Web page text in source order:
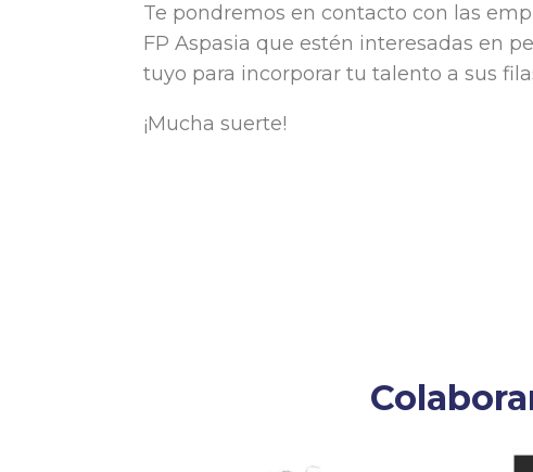
Te pondremos en contacto con las
FP Aspasia que estén interesadas en
tuyo para incorporar tu talento a sus
¡Mucha suerte!